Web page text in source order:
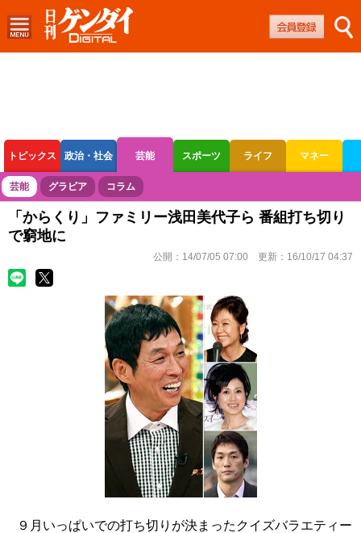
トピックス 政治・社会 芸能 スポーツ ライフ マネー
ボートレース 競輪 オートレース
芸能 グラビア コラム
「からくり」ファミリー浅田美代子ら 番組打ち切り
で窮地に
公開： 14/07/05 07:00 更新： 16/10/17 04:37
９月いっぱいでの打ち切りが決まったクイズバラエティー